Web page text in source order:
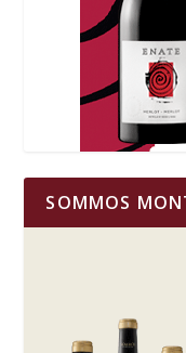
SOMMOS